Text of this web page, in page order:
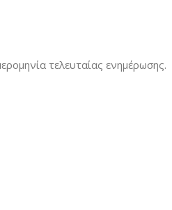
τελευταίας ενημέρωσης.